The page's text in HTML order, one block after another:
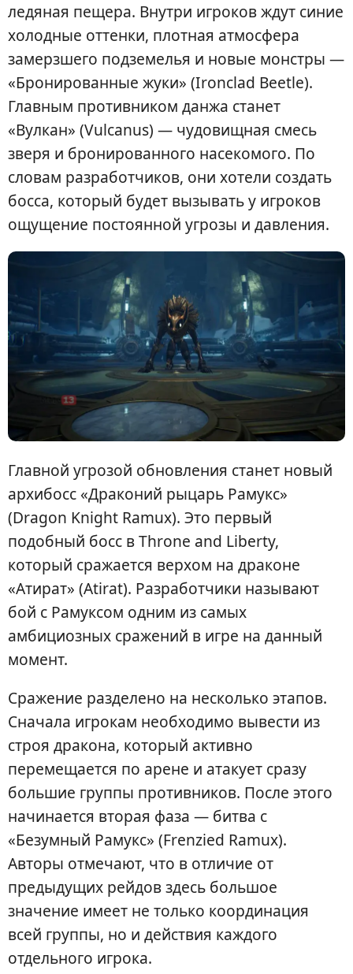
ледяная пещера. Внутри игроков ждут синие
холодные оттенки, плотная атмосфера
замерзшего подземелья и новые монстры —
«Бронированные жуки» (Ironclad Beetle).
Главным противником данжа станет
«Вулкан» (Vulcanus) — чудовищная смесь
зверя и бронированного насекомого. По
словам разработчиков, они хотели создать
босса, который будет вызывать у игроков
ощущение постоянной угрозы и давления.
Главной угрозой обновления станет новый
архибосс «Драконий рыцарь Рамукс»
(Dragon Knight Ramux). Это первый
подобный босс в Throne and Liberty,
который сражается верхом на драконе
«Атират» (Atirat). Разработчики называют
бой с Рамуксом одним из самых
амбициозных сражений в игре на данный
момент.
Сражение разделено на несколько этапов.
Сначала игрокам необходимо вывести из
строя дракона, который активно
перемещается по арене и атакует сразу
большие группы противников. После этого
начинается вторая фаза — битва с
«Безумный Рамукс» (Frenzied Ramux).
Авторы отмечают, что в отличие от
предыдущих рейдов здесь большое
значение имеет не только координация
всей группы, но и действия каждого
отдельного игрока.